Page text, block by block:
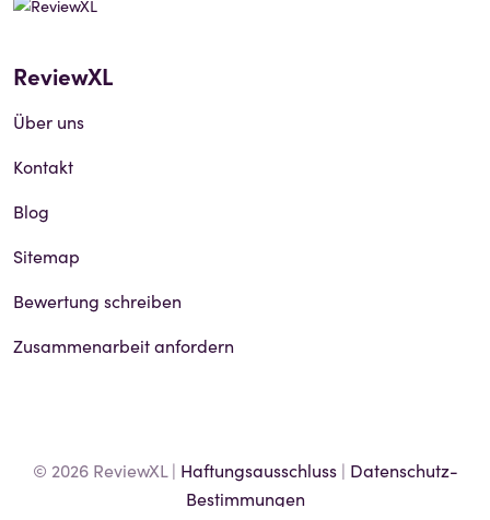
ReviewXL
Über uns
Kontakt
Blog
Sitemap
Bewertung schreiben
Zusammenarbeit anfordern
© 2026 ReviewXL | Haftungsausschluss| Datenschutz-
Bestimmungen